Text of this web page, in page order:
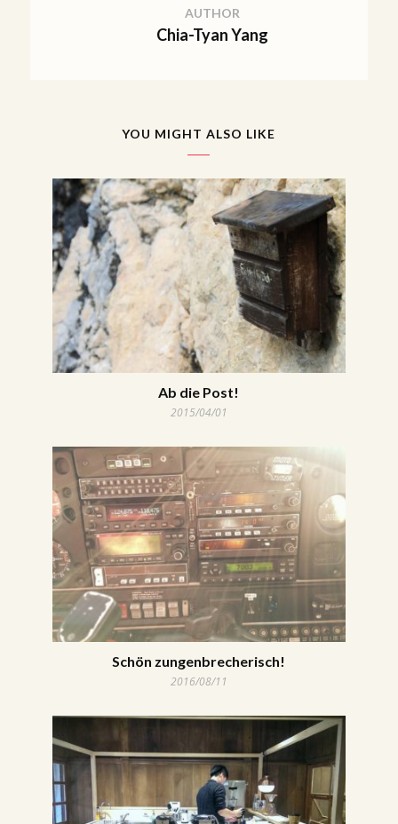
AUTHOR
Chia-Tyan Yang
YOU MIGHT ALSO LIKE
Ab die Post!
2015/04/01
Schön zungenbrecherisch!
2016/08/11